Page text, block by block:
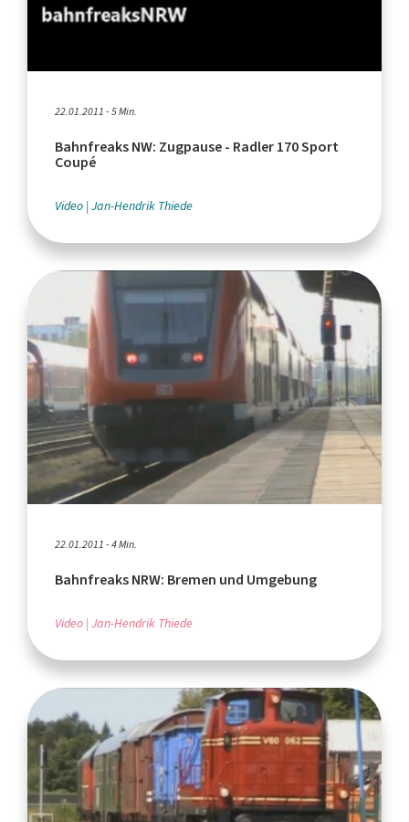
22.01.2011 - 5 Min.
Bahnfreaks NW: Zugpause - Radler 170 Sport
Coupé
Video Jan-Hendrik Thiede
22.01.2011 - 4 Min.
Bahnfreaks NRW: Bremen und Umgebung
Video Jan-Hendrik Thiede